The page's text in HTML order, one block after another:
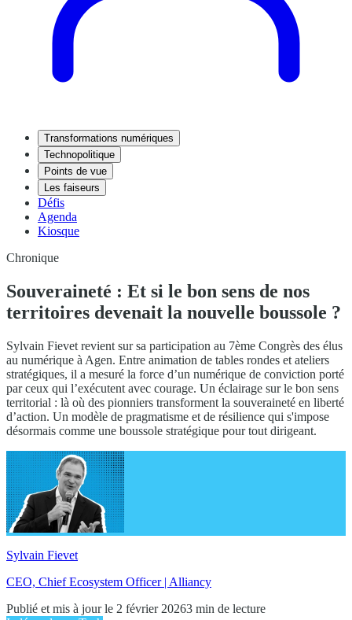
Transformations numériques
Technopolitique
Points de vue
Les faiseurs
Défis
Agenda
Kiosque
Chronique
Souveraineté : Et si le bon sens de nos
territoires devenait la nouvelle boussole ?
Sylvain Fievet revient sur sa participation au 7ème Congrès des élus
au numérique à Agen. Entre animation de tables rondes et ateliers
stratégiques, il a mesuré la force d’un numérique de conviction porté
par ceux qui l’exécutent avec courage. Un éclairage sur le bon sens
territorial : là où des pionniers transforment la souveraineté en liberté
d’action. Un modèle de pragmatisme et de résilience qui s'impose
désormais comme une boussole stratégique pour tout dirigeant.
Sylvain Fievet
CEO, Chief Ecosystem Officer | Alliancy
Publié et mis à jour le 2 février 20263 min de lecture